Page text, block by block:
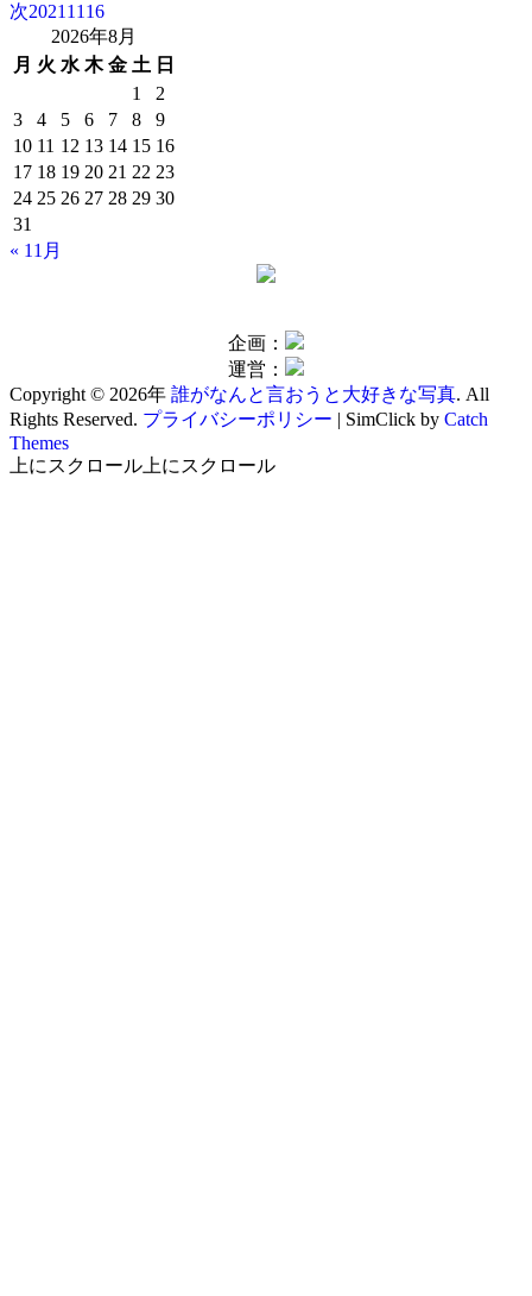
次20211116
2026年8月
月 火 水 木 金 土 日
1
2
3
4 5 6 7 8
9
10 11 12 13 14 15 16
17 18 19 20 21 22 23
24 25 26 27 28 29 30
31
« 11月
企画：
運営：
Copyright © 2026年 誰がなんと言おうと大好きな写真. All
Rights Reserved. プライバシーポリシー | SimClick by Catch
Themes
上にスクロール 上にスクロール